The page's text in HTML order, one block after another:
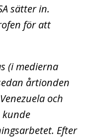
sätter in.
för att
(i medierna
årtionden
och
Efter